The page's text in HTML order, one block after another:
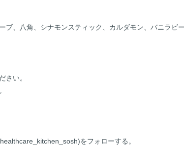
ブ、八角、シナモンスティック、カルダモン、バニラビ
さい。
をフォローする。